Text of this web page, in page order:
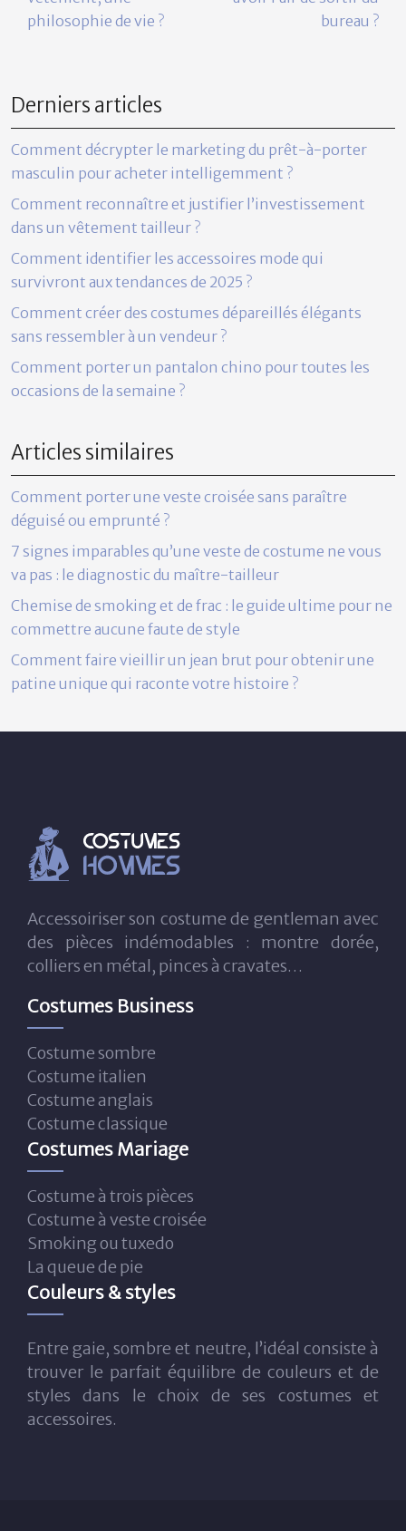
philosophie de vie ?
bureau ?
Derniers articles
Comment décrypter le marketing du prêt-à-porter
masculin pour acheter intelligemment ?
Comment reconnaître et justifier l’investissement
dans un vêtement tailleur ?
Comment identifier les accessoires mode qui
survivront aux tendances de 2025 ?
Comment créer des costumes dépareillés élégants
sans ressembler à un vendeur ?
Comment porter un pantalon chino pour toutes les
occasions de la semaine ?
Articles similaires
Comment porter une veste croisée sans paraître
déguisé ou emprunté ?
7 signes imparables qu’une veste de costume ne vous
va pas : le diagnostic du maître-tailleur
Chemise de smoking et de frac : le guide ultime pour ne
commettre aucune faute de style
Comment faire vieillir un jean brut pour obtenir une
patine unique qui raconte votre histoire ?
Accessoiriser son costume de gentleman avec
des pièces indémodables : montre dorée,
colliers en métal, pinces à cravates…
Costumes Business
Costume sombre
Costume italien
Costume anglais
Costume classique
Costumes Mariage
Costume à trois pièces
Costume à veste croisée
Smoking ou tuxedo
La queue de pie
Couleurs & styles
Entre gaie, sombre et neutre, l’idéal consiste à
trouver le parfait équilibre de couleurs et de
styles dans le choix de ses costumes et
accessoires.